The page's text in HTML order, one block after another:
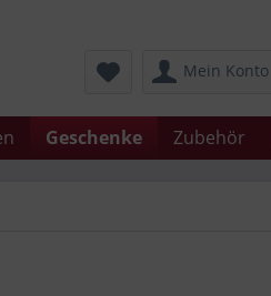
Mein Konto
Geschenke Zubehör